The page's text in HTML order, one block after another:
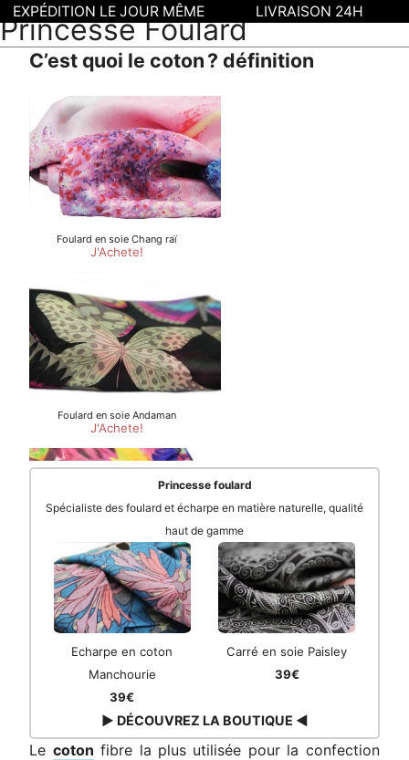
Princesse Foulard
C’est quoi le coton ? définition
Princesse foulard
Spécialiste des foulard et écharpe en matière naturelle, qualité
haut de gamme
Echarpe en coton
Manchourie
39€
Carré en soie Paisley
39€
▶ DÉCOUVREZ LA BOUTIQUE ◀
Le coton fibre la plus utilisée pour la confection
EXPÉDITION LE JOUR MÊME LIVRAISON 24H